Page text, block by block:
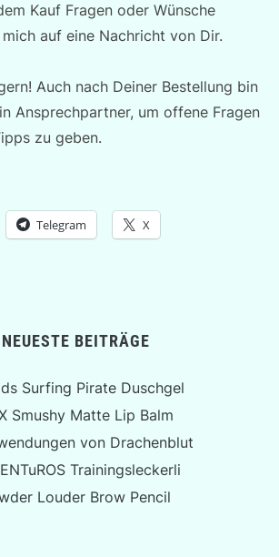
Kauf Fragen oder Wünsche
auf eine Nachricht von Dir.
Auch nach Deiner Bestellung bin
Ansprechpartner, um offene Fragen
zu geben.
Telegram X
NEUESTE BEITRÄGE
Surfing Pirate Duschgel
Smushy Matte Lip Balm
von Drachenblut
Trainingsleckerli
Louder Brow Pencil